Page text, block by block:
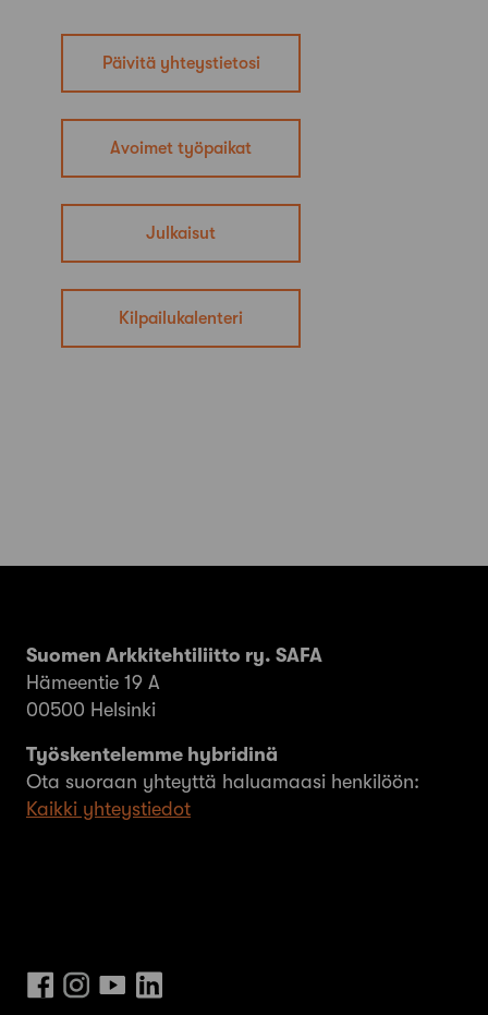
Päivitä yhteystietosi
Avoimet työpaikat
Julkaisut
Kilpailukalenteri
Suomen Arkkitehtiliitto ry. SAFA
Hämeentie 19 A
00500 Helsinki
Työskentelemme hybridinä
Ota suoraan yhteyttä haluamaasi henkilöön:
Kaikki yhteystiedot